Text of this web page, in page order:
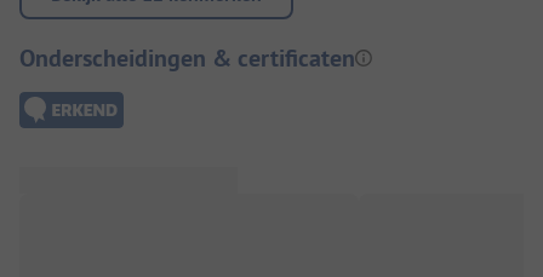
Onderscheidingen & certificaten